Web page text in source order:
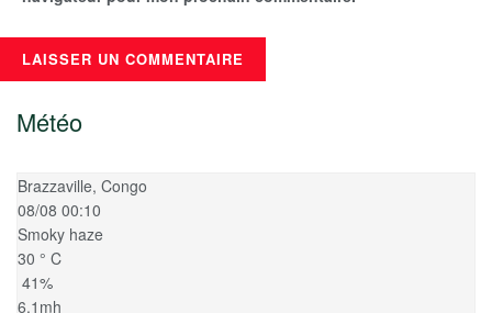
Météo
Brazzaville, Congo
08/08 00:10
Smoky haze
30 ° C
41%
6.1mh